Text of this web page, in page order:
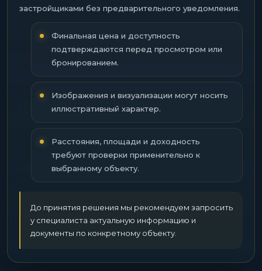
застройщиками без предварительного уведомления.
Финальная цена и доступность
подтверждаются перед просмотром или
бронированием.
Изображения и визуализации могут носить
иллюстративный характер.
Расстояния, площади и доходность
требуют проверки применительно к
выбранному объекту.
До принятия решения мы рекомендуем запросить
у специалиста актуальную информацию и
документы по конкретному объекту.